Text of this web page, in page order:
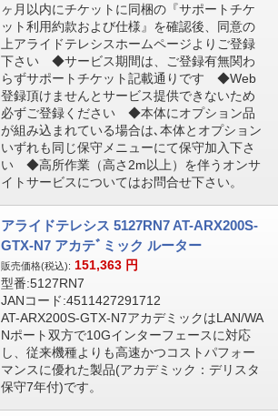
ヶ月以内にチケットに同梱の『サポートチケ
ット利用約款および仕様』を確認後、同意の
上アライドテレシスホームページよりご登録
下さい ◆サービス期間は、ご登録有無関わ
らずサポートチケット記載通りです ◆Web
登録頂けませんとサービス提供できないため
必ずご登録ください ◆本体にオプション品
が組み込まれている場合は､本体とオプション
いずれも同じ保守メニューにて保守加入下さ
い ◆高所作業（高さ2m以上）を伴うオンサ
イトサービスについてはお問合せ下さい。
アライドテレシス 5127RN7 AT-ARX200S-
GTX-N7 アカテﾞミック ルーター
販売価格(税込): 151,363 円
型番:5127RN7
JANコード:4511427291712
AT-ARX200S-GTX-N7アカデミックはLAN/WA
Nポート双方で10Gインターフェースに対応
し、従来機種よりも高速かつコストパフォー
マンスに優れた製品(アカデミック：デリスタ
保守7年付)です。